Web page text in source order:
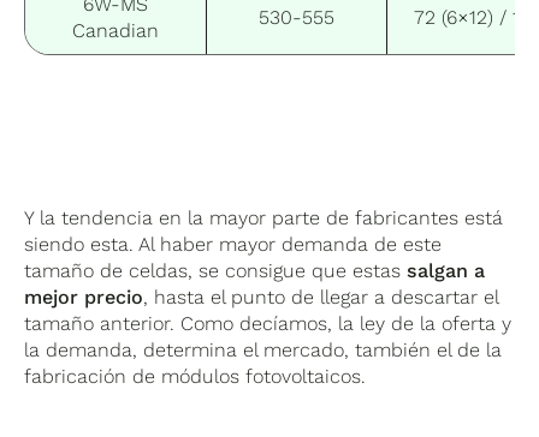
6W-MS
Canadian
530-555 72 (6×12) /
Y la tendencia en la mayor parte de fabricantes está
siendo esta. Al haber mayor demanda de este
tamaño de celdas, se consigue que estas salgan a
mejor precio, hasta el punto de llegar a descartar el
tamaño anterior. Como decíamos, la ley de la oferta y
la demanda, determina el mercado, también el de la
fabricación de módulos fotovoltaicos.